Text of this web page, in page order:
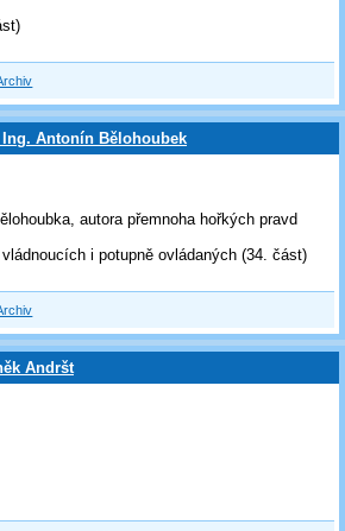
Antonín Bělohoubek
autora přemnoha hořkých pravd
i potupně ovládaných (34. část)
Andršt